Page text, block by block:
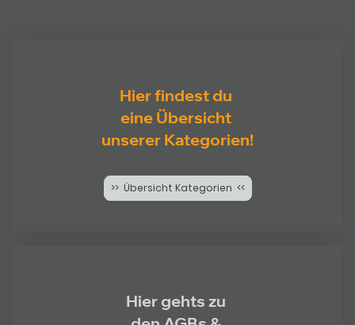
Hier findest du
eine Übersicht
unserer Kategorien!
>> Übersicht Kategorien <<
Hier gehts zu